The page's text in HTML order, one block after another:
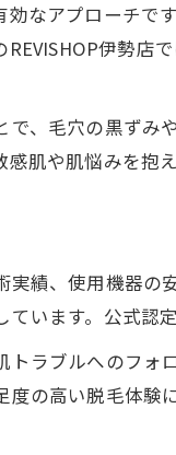
術による脱毛の
軽減した脱毛の
時の痛みが少ない
スキンケアの相
ケアで目指す理想
なアプローチで
伊勢
、毛穴の黒ず
肌や肌悩みを抱
績、使用機器の
います。公式認
ラブルへのフ
の高い脱毛体験